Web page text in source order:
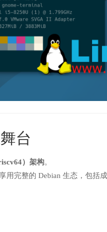
台
）架构。
用完整的 Debian 生态，包括